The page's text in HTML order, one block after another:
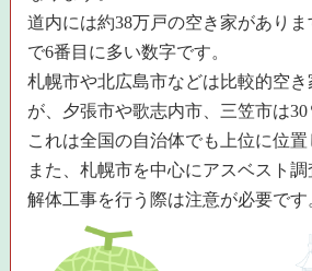
道内には約38万戸の空き家があり
で6番目に多い数字です。
札幌市や北広島市などは比較的空
が、夕張市や歌志内市、三笠市は30
これは全国の自治体でも上位に位置
また、札幌市を中心にアスベスト
解体工事を行う際は注意が必要です